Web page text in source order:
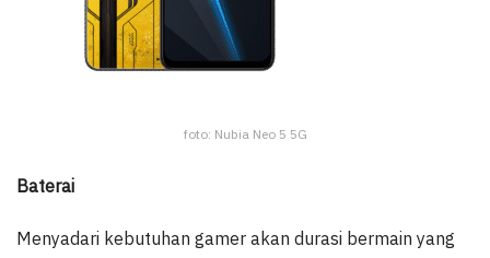
foto: Nubia Neo 5 5G
Baterai
Menyadari kebutuhan gamer akan durasi bermain yang